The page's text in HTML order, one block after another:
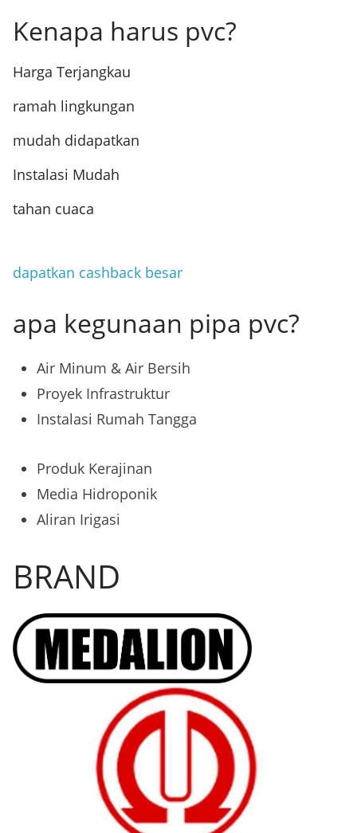
Kenapa harus pvc?
Harga Terjangkau
ramah lingkungan
mudah didapatkan
Instalasi Mudah
tahan cuaca
dapatkan cashback besar
apa kegunaan pipa pvc?
Air Minum & Air Bersih
Proyek Infrastruktur
Instalasi Rumah Tangga
Produk Kerajinan
Media Hidroponik
Aliran Irigasi
BRAND